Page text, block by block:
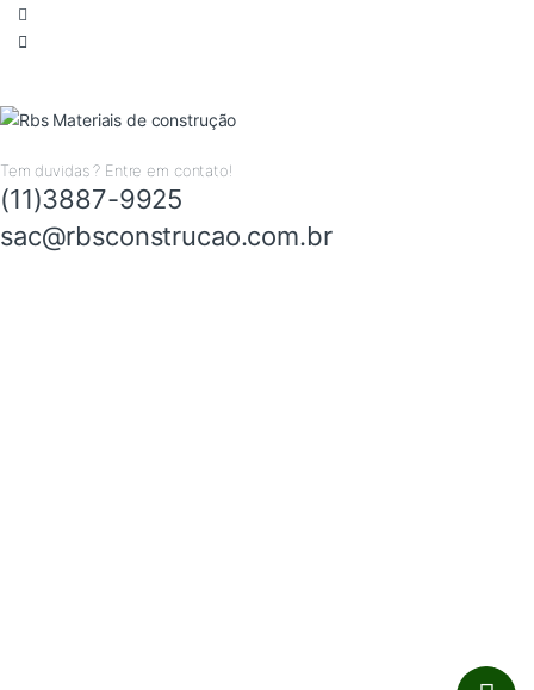
Tem duvidas ? Entre em contato!
(11)3887-9925
sac@rbsconstrucao.com.br